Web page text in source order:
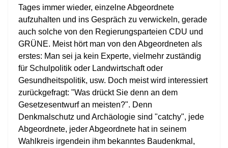
Tages immer wieder, einzelne Abgeordnete
aufzuhalten und ins Gespräch zu verwickeln, gerade
auch solche von den Regierungsparteien CDU und
GRÜNE. Meist hört man von den Abgeordneten als
erstes: Man sei ja kein Experte, vielmehr zuständig
für Schulpolitik oder Landwirtschaft oder
Gesundheitspolitik, usw. Doch meist wird interessiert
zurückgefragt: "Was drückt Sie denn an dem
Gesetzesentwurf an meisten?". Denn
Denkmalschutz und Archäologie sind "catchy", jede
Abgeordnete, jeder Abgeordnete hat in seinem
Wahlkreis irgendein ihm bekanntes Baudenkmal,